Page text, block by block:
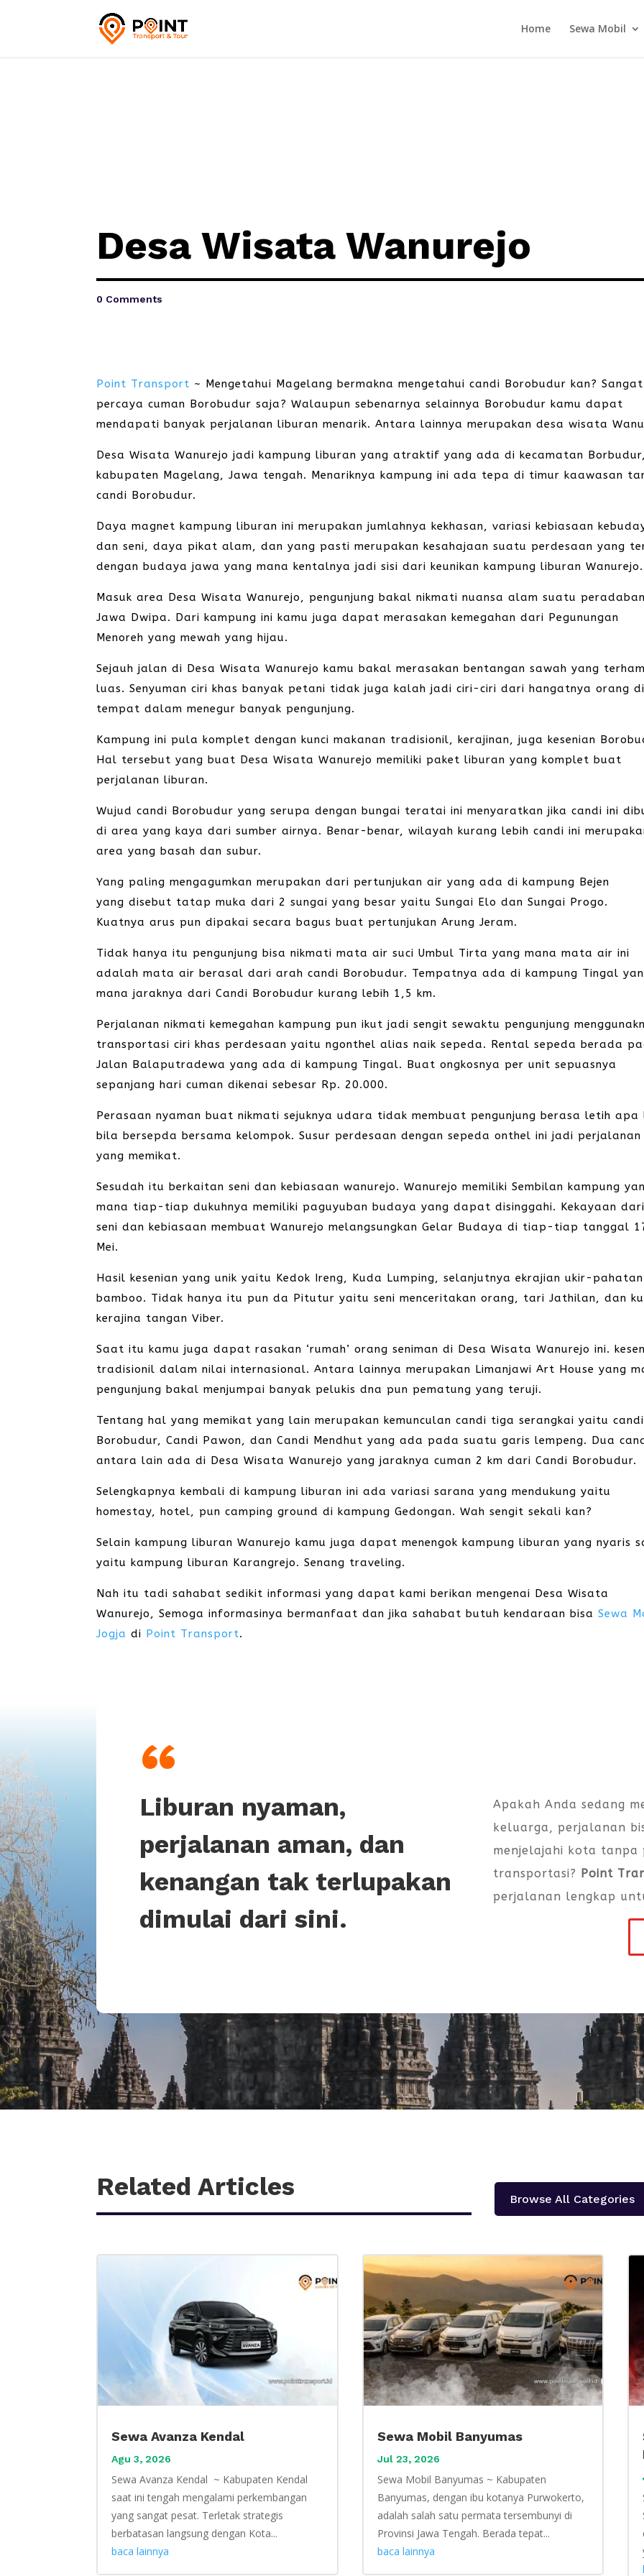
Home Sewa Mobil
Desa Wisata Wanurejo
0 Comments
Point Transport ~ Mengetahui Magelang bermakna mengetahui candi Borobudur kan? Sangat
percaya cuman Borobudur saja? Walaupun sebenarnya selainnya Borobudur kamu dapat
mendapati banyak perjalanan liburan menarik. Antara lainnya merupakan desa wisata
Desa Wisata Wanurejo jadi kampung liburan yang atraktif yang ada di kecamatan Borbudur,
kabupaten Magelang, Jawa tengah. Menariknya kampung ini ada tepa di timur kaawasan
candi Borobudur.
Daya magnet kampung liburan ini merupakan jumlahnya kekhasan, variasi kebiasaan
dan seni, daya pikat alam, dan yang pasti merupakan kesahajaan suatu perdesaan yang
dengan budaya jawa yang mana kentalnya jadi sisi dari keunikan kampung liburan Wanurejo.
Masuk area Desa Wisata Wanurejo, pengunjung bakal nikmati nuansa alam suatu peradaban
Jawa Dwipa. Dari kampung ini kamu juga dapat merasakan kemegahan dari Pegunungan
Menoreh yang mewah yang hijau.
Sejauh jalan di Desa Wisata Wanurejo kamu bakal merasakan bentangan sawah yang
luas. Senyuman ciri khas banyak petani tidak juga kalah jadi ciri-ciri dari hangatnya orang di
tempat dalam menegur banyak pengunjung.
Kampung ini pula komplet dengan kunci makanan tradisionil, kerajinan, juga kesenian
Hal tersebut yang buat Desa Wisata Wanurejo memiliki paket liburan yang komplet buat
perjalanan liburan.
Wujud candi Borobudur yang serupa dengan bungai teratai ini menyaratkan jika candi ini
di area yang kaya dari sumber airnya. Benar-benar, wilayah kurang lebih candi ini
area yang basah dan subur.
Yang paling mengagumkan merupakan dari pertunjukan air yang ada di kampung Bejen
yang disebut tatap muka dari 2 sungai yang besar yaitu Sungai Elo dan Sungai Progo.
Kuatnya arus pun dipakai secara bagus buat pertunjukan Arung Jeram.
Tidak hanya itu pengunjung bisa nikmati mata air suci Umbul Tirta yang mana mata air ini
adalah mata air berasal dari arah candi Borobudur. Tempatnya ada di kampung Tingal
mana jaraknya dari Candi Borobudur kurang lebih 1,5 km.
Perjalanan nikmati kemegahan kampung pun ikut jadi sengit sewaktu pengunjung
transportasi ciri khas perdesaan yaitu ngonthel alias naik sepeda. Rental sepeda berada
Jalan Balaputradewa yang ada di kampung Tingal. Buat ongkosnya per unit sepuasnya
sepanjang hari cuman dikenai sebesar Rp. 20.000.
Perasaan nyaman buat nikmati sejuknya udara tidak membuat pengunjung berasa letih apa
bila bersepda bersama kelompok. Susur perdesaan dengan sepeda onthel ini jadi perjalanan
yang memikat.
Sesudah itu berkaitan seni dan kebiasaan wanurejo. Wanurejo memiliki Sembilan kampung
mana tiap-tiap dukuhnya memiliki paguyuban budaya yang dapat disinggahi. Kekayaan dari
seni dan kebiasaan membuat Wanurejo melangsungkan Gelar Budaya di tiap-tiap tanggal
Mei.
Hasil kesenian yang unik yaitu Kedok Ireng, Kuda Lumping, selanjutnya ekrajian ukir-pahatan
bamboo. Tidak hanya itu pun da Pitutur yaitu seni menceritakan orang, tari Jathilan, dan
kerajina tangan Viber.
Saat itu kamu juga dapat rasakan ‘rumah’ orang seniman di Desa Wisata Wanurejo ini.
tradisionil dalam nilai internasional. Antara lainnya merupakan Limanjawi Art House yang
pengunjung bakal menjumpai banyak pelukis dna pun pematung yang teruji.
Tentang hal yang memikat yang lain merupakan kemunculan candi tiga serangkai yaitu candi
Borobudur, Candi Pawon, dan Candi Mendhut yang ada pada suatu garis lempeng. Dua
antara lain ada di Desa Wisata Wanurejo yang jaraknya cuman 2 km dari Candi Borobudur.
Selengkapnya kembali di kampung liburan ini ada variasi sarana yang mendukung yaitu
homestay, hotel, pun camping ground di kampung Gedongan. Wah sengit sekali kan?
Selain kampung liburan Wanurejo kamu juga dapat menengok kampung liburan yang nyaris
yaitu kampung liburan Karangrejo. Senang traveling.
Nah itu tadi sahabat sedikit informasi yang dapat kami berikan mengenai Desa Wisata
Wanurejo, Semoga informasinya bermanfaat dan jika sahabat butuh kendaraan bisaSewa
Jogja di Point Transport.
“
Liburan nyaman,
perjalanan aman, dan
kenangan tak terlupakan
dimulai dari sini.
Apakah Anda sedang
keluarga, perjalanan
menjelajahi kota tanpa
transportasi? Point
perjalanan lengkap
Related Articles Browse All Categories
Sewa Avanza Kendal
Agu 3, 2026
Sewa Avanza Kendal ~ Kabupaten Kendal
saat ini tengah mengalami perkembangan
yang sangat pesat. Terletak strategis
berbatasan langsung dengan Kota...
baca lainnya
Sewa Mobil Banyumas
Jul 23, 2026
Sewa Mobil Banyumas ~ Kabupaten
Banyumas, dengan ibu kotanya Purwokerto,
adalah salah satu permata tersembunyi di
Provinsi Jawa Tengah. Berada tepat...
baca lainnya